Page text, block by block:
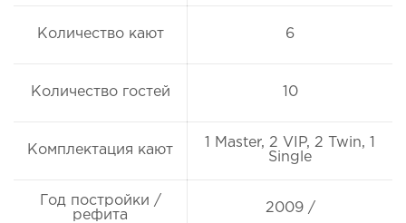
Количество кают 6
Количество гостей 10
Комплектация кают
1 Master, 2 VIP, 2 Twin, 1
Single
Год постройки /
рефита
2009 /